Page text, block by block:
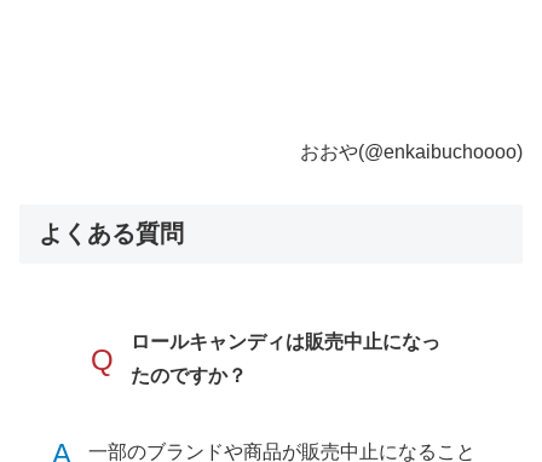
おおや(@enkaibuchoooo)
よくある質問
Q
ロールキャンディは販売中止になっ
たのですか？
A 一部のブランドや商品が販売中止になること